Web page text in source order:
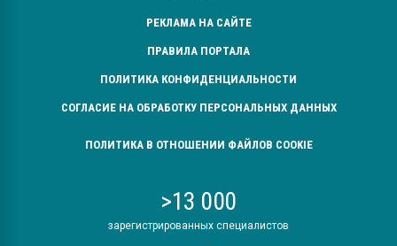
РЕКЛАМА НА САЙТЕ
ПРАВИЛА ПОРТАЛА
ПОЛИТИКА КОНФИДЕНЦИАЛЬНОСТИ
СОГЛАСИЕ НА ОБРАБОТКУ ПЕРСОНАЛЬНЫХ ДАННЫХ
ПОЛИТИКА В ОТНОШЕНИИ ФАЙЛОВ COOKIE
>13 000
зарегистрированных специалистов